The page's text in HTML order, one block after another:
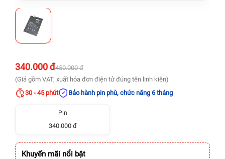
340.000 đ450.000 đ
(Giá gồm VAT, xuất hóa đơn điện tử đúng tên linh kiện)
30 - 45 phút
Bảo hành pin phù, chức năng 6 tháng
Pin
340.000 đ
Khuyến mãi nổi bật